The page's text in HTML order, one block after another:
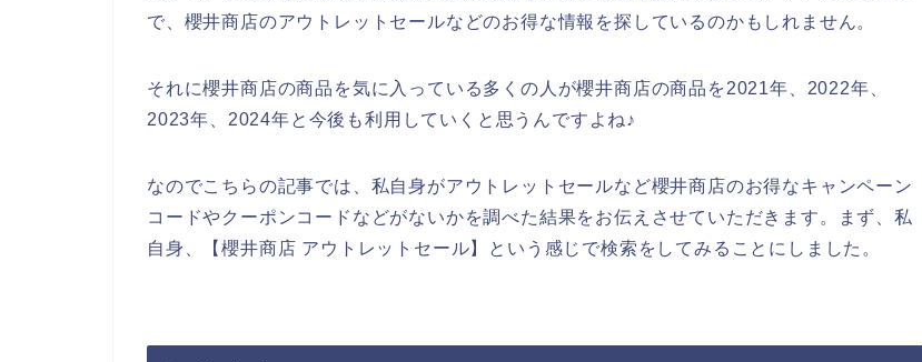
で、櫻井商店のアウトレットセールなどのお得な情報を探しているのかもしれません。
それに櫻井商店の商品を気に入っている多くの人が櫻井商店の商品を2021年、2022年、
2023年、2024年と今後も利用していくと思うんですよね♪
なのでこちらの記事では、私自身がアウトレットセールなど櫻井商店のお得なキャンペーン
コードやクーポンコードなどがないかを調べた結果をお伝えさせていただきます。まず、私
自身、【櫻井商店 アウトレットセール】という感じで検索をしてみることにしました。